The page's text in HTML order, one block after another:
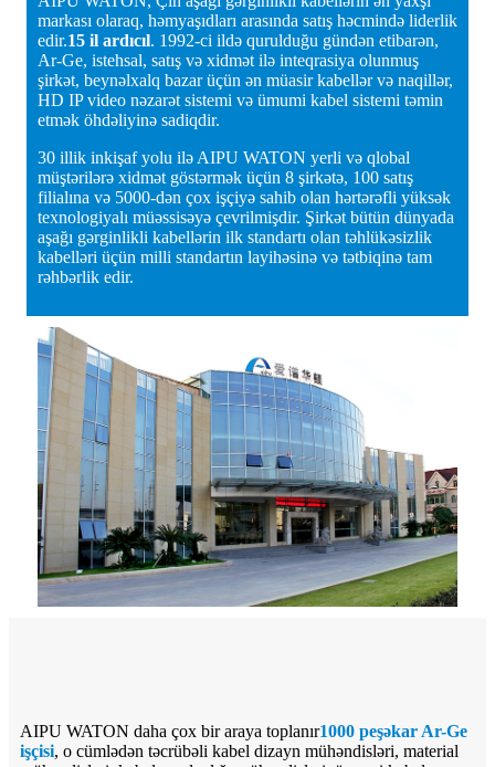
markası olaraq, həmyaşıdları arasında satış həcmində liderlik
edir.15 il ardıcıl. 1992-ci ildə qurulduğu gündən etibarən,
Ar-Ge, istehsal, satış və xidmət ilə inteqrasiya olunmuş
şirkət, beynəlxalq bazar üçün ən müasir kabellər və naqillər,
HD IP video nəzarət sistemi və ümumi kabel sistemi təmin
etmək öhdəliyinə sadiqdir.
30 illik inkişaf yolu ilə AIPU WATON yerli və qlobal
müştərilərə xidmət göstərmək üçün 8 şirkətə, 100 satış
filialına və 5000-dən çox işçiyə sahib olan hərtərəfli yüksək
texnologiyalı müəssisəyə çevrilmişdir. Şirkət bütün dünyada
aşağı gərginlikli kabellərin ilk standartı olan təhlükəsizlik
kabelləri üçün milli standartın layihəsinə və tətbiqinə tam
rəhbərlik edir.
AIPU WATON daha çox bir araya toplanır1000 peşəkar Ar-Ge
işçisi, o cümlədən təcrübəli kabel dizayn mühəndisləri, material